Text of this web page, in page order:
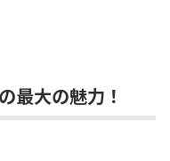
最大の魅力！